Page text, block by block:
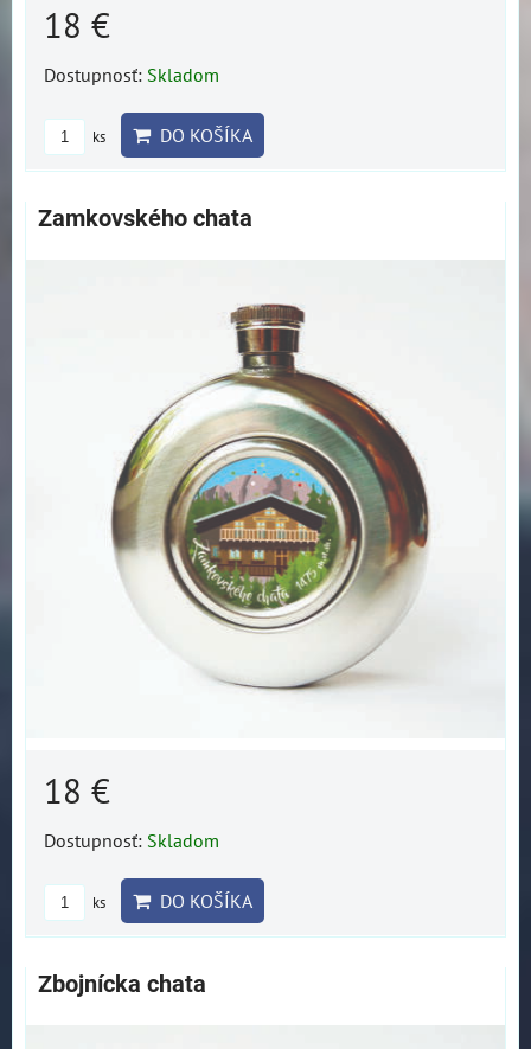
18 €
Dostupnosť: Skladom
ks DO KOŠÍKA
Zamkovského chata
18 €
Dostupnosť: Skladom
ks DO KOŠÍKA
Zbojnícka chata